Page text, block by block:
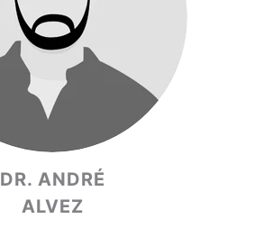
DR. ANDRÉ
ALVEZ